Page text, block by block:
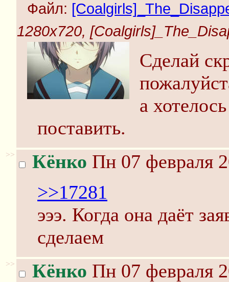
Файл:
1280x720,
Сделай
а
поставить.
>> Кёнко Пн 07 февраля
>>17281
эээ. Когда она даёт
сделаем
>> Кёнко Пн 07 февраля